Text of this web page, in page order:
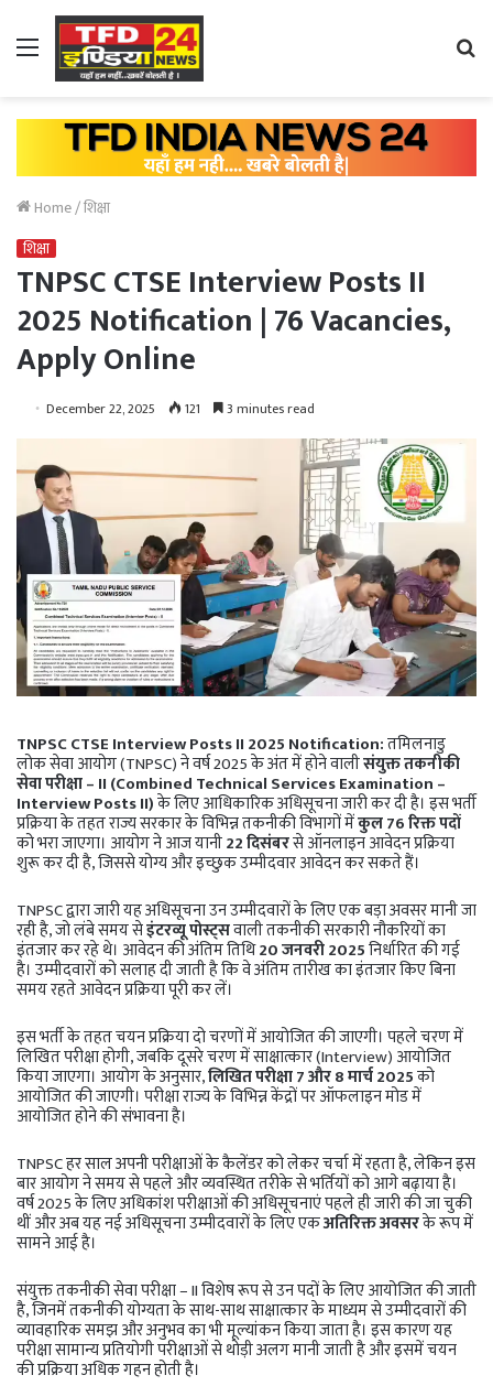
Menu
Home/शिक्षा
शिक्षा
TNPSC CTSE Interview Posts II
2025 Notification | 76 Vacancies,
Apply Online
December 22, 2025 121 3 minutes read
TNPSC CTSE Interview Posts II 2025 Notification:तमिलनाडु
लोक सेवा आयोग (TNPSC) ने वर्ष 2025 के अंत में होने वालीसंयुक्त तकनीकी
सेवा परीक्षा – II (Combined Technical Services Examination –
Interview Posts II)के लिए आधिकारिक अधिसूचना जारी कर दी है। इस भर्ती
प्रक्रिया के तहत राज्य सरकार के विभिन्न तकनीकी विभागों मेंकुल 76 रिक्त पदों
को भरा जाएगा। आयोग ने आज यानी22 दिसंबरसे ऑनलाइन आवेदन प्रक्रिया
शुरू कर दी है, जिससे योग्य और इच्छुक उम्मीदवार आवेदन कर सकते हैं।
TNPSC द्वारा जारी यह अधिसूचना उन उम्मीदवारों के लिए एक बड़ा अवसर मानी जा
रही है, जो लंबे समय सेइंटरव्यू पोस्ट्सवाली तकनीकी सरकारी नौकरियों का
इंतजार कर रहे थे। आवेदन की अंतिम तिथि20 जनवरी 2025निर्धारित की गई
है। उम्मीदवारों को सलाह दी जाती है कि वे अंतिम तारीख का इंतजार किए बिना
समय रहते आवेदन प्रक्रिया पूरी कर लें।
इस भर्ती के तहत चयन प्रक्रिया दो चरणों में आयोजित की जाएगी। पहले चरण में
लिखित परीक्षा होगी, जबकि दूसरे चरण में साक्षात्कार (Interview) आयोजित
किया जाएगा। आयोग के अनुसार,लिखित परीक्षा 7 और 8 मार्च 2025को
आयोजित की जाएगी। परीक्षा राज्य के विभिन्न केंद्रों पर ऑफलाइन मोड में
आयोजित होने की संभावना है।
TNPSC हर साल अपनी परीक्षाओं के कैलेंडर को लेकर चर्चा में रहता है, लेकिन इस
बार आयोग ने समय से पहले और व्यवस्थित तरीके से भर्तियों को आगे बढ़ाया है।
वर्ष 2025 के लिए अधिकांश परीक्षाओं की अधिसूचनाएं पहले ही जारी की जा चुकी
थीं और अब यह नई अधिसूचना उम्मीदवारों के लिए एकअतिरिक्त अवसरके रूप में
सामने आई है।
संयुक्त तकनीकी सेवा परीक्षा – II विशेष रूप से उन पदों के लिए आयोजित की जाती
है, जिनमें तकनीकी योग्यता के साथ-साथ साक्षात्कार के माध्यम से उम्मीदवारों की
व्यावहारिक समझ और अनुभव का भी मूल्यांकन किया जाता है। इस कारण यह
परीक्षा सामान्य प्रतियोगी परीक्षाओं से थोड़ी अलग मानी जाती है और इसमें चयन
की प्रक्रिया अधिक गहन होती है।